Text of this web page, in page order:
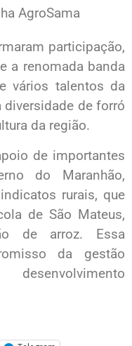
AgroSama
participação,
a renomada banda
vários talentos da
de forró
da região.
de importantes
do Maranhão,
rurais, que
de São Mateus,
de arroz. Essa
da gestão